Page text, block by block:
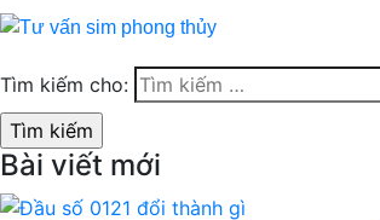
Tìm kiếm cho:
Bài viết mới